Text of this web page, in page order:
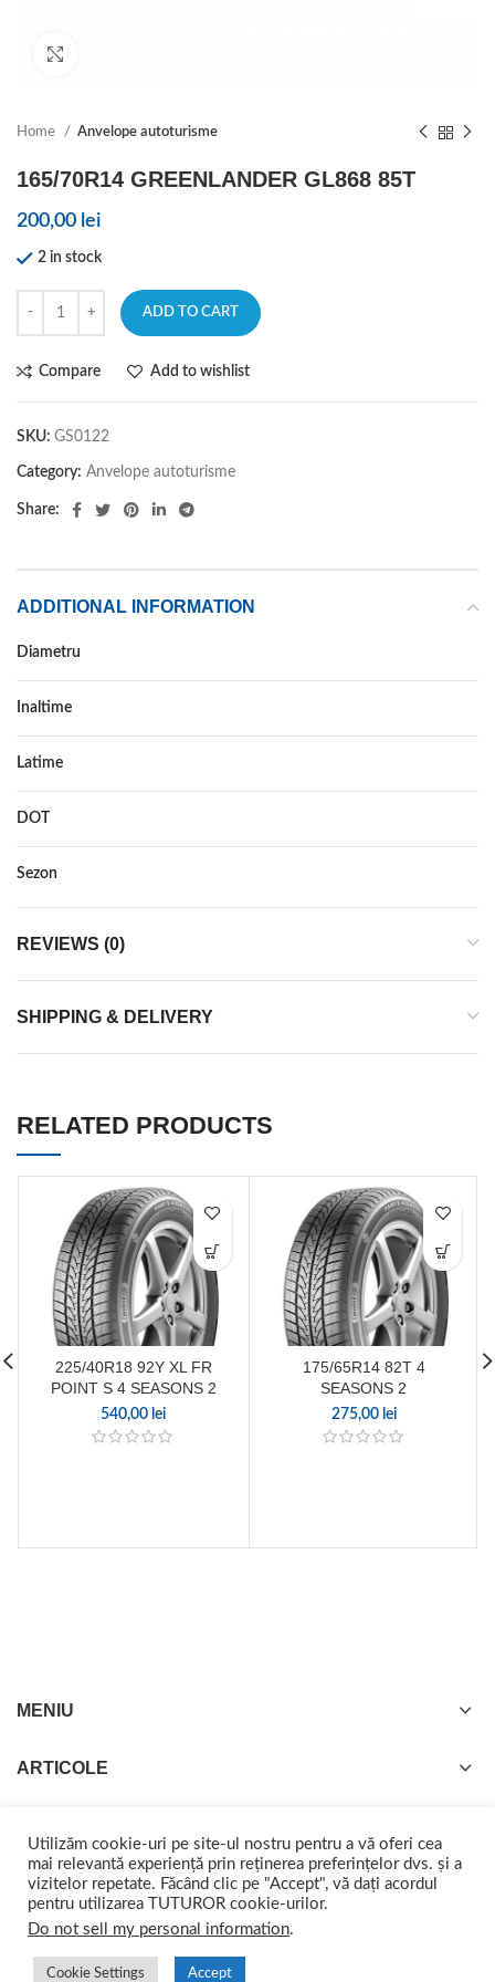
Home Anvelope autoturisme
165/70R14 GREENLANDER GL868 85T
200,00 lei
2 in stock
ADD TO CART
Compare Add to wishlist
SKU: GS0122
Category: Anvelope autoturisme
Share:
ADDITIONAL INFORMATION
Diametru
Inaltime
Latime
DOT
Sezon
REVIEWS (0)
SHIPPING & DELIVERY
RELATED PRODUCTS
225/40R18 92Y XL FR
POINT S 4 SEASONS 2
540,00 lei
175/65R14 82T 4
SEASONS 2
275,00 lei
MENIU
ARTICOLE
GISTEL 2022 CREATED BYweb-marketing.ro. Împreună ajungem departe.
Utilizăm cookie-uri pe site-ul nostru pentru a vă oferi cea
mai relevantă experiență prin reținerea preferințelor dvs. și a
vizitelor repetate. Făcând clic pe "Accept", vă dați acordul
pentru utilizarea TUTUROR cookie-urilor.
Do not sell my personal information.
Cookie Settings Accept
0